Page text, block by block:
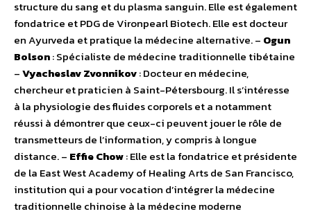
structure du sang et du plasma sanguin. Elle est également
fondatrice et PDG de Vironpearl Biotech. Elle est docteur
en Ayurveda et pratique la médecine alternative. – Ogun
Bolson: Spécialiste de médecine traditionnelle tibétaine
–Vyacheslav Zvonnikov: Docteur en médecine,
chercheur et praticien à Saint-Pétersbourg. Il s’intéresse
à la physiologie des fluides corporels et a notamment
réussi à démontrer que ceux-ci peuvent jouer le rôle de
transmetteurs de l’information, y compris à longue
distance. – Effie Chow: Elle est la fondatrice et présidente
de la East West Academy of Healing Arts de San Francisco,
institution qui a pour vocation d’intégrer la médecine
traditionnelle chinoise à la médecine moderne